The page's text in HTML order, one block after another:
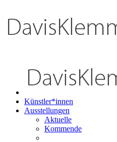
Künstler*innen
Ausstellungen
Aktuelle
Kommende